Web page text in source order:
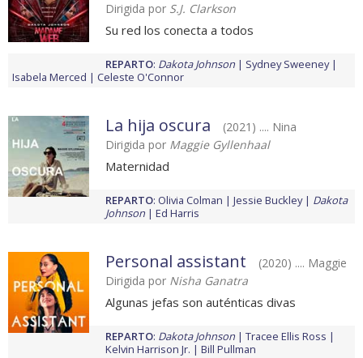
Dirigida por S.J. Clarkson
Su red los conecta a todos
REPARTO: Dakota Johnson
Sydney Sweeney
Isabela Merced
Celeste O'Connor
La hija oscura
(2021) .... Nina
Dirigida por Maggie Gyllenhaal
Maternidad
REPARTO: Olivia Colman Jessie Buckley
Dakota
Johnson
Ed Harris
Personal assistant
(2020) .... Maggie
Dirigida por Nisha Ganatra
Algunas jefas son auténticas divas
REPARTO: Dakota Johnson
Tracee Ellis Ross
Kelvin Harrison Jr.
Bill Pullman